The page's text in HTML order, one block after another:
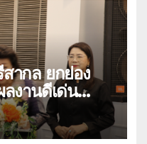
ากล ยกย่อง
งานดีเด่น
ม